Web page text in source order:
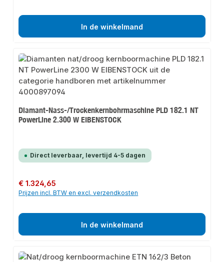
In de winkelmand
Diamant-Nass-/Trockenkernbohrmaschine PLD 182.1 NT
PowerLine 2.300 W EIBENSTOCK
Direct leverbaar, levertijd 4-5 dagen
Normale prijs:
€ 1.324,65
Prijzen incl. BTW en excl. verzendkosten
In de winkelmand